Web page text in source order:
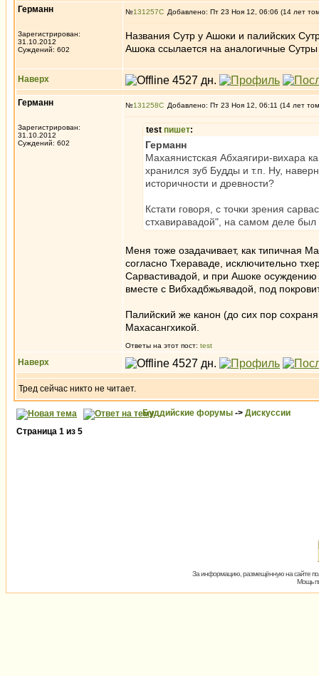
Германн
Зарегистрирован:
31.10.2012
Суждений: 602
№131257 Добавлено: Пт 23 Ноя 12, 06:06 (14 лет
Названия Сутр у Ашоки и палийских
Ашока ссылается на аналогичные
Наверх
Германн
Зарегистрирован:
31.10.2012
Суждений: 602
№131258 Добавлено: Пт 23 Ноя 12, 06:11 (14 лет
test пишет:
Германн
Махаянистская Абхаягири-вихара
хранился зуб Будды и т.п. Ну,
историчности и древности?
Кстати говоря, с точки зрения
стхавиравадой", на самом деле
Меня тоже озадачивает, как типичная
согласно Тхераваде, исключительно
Сарвастивадой, и при Ашоке осуждению
вместе с Вибхадбжьявадой, под
Палийский же канон (до сих пор
Махасангхикой.
Ответы на этот пост: test
Наверх
Тред сейчас никто не читает.
Буддийские форумы -> Дискуссии
Страница 1 из 5
За информацию, размещённую на сайте
Мощь